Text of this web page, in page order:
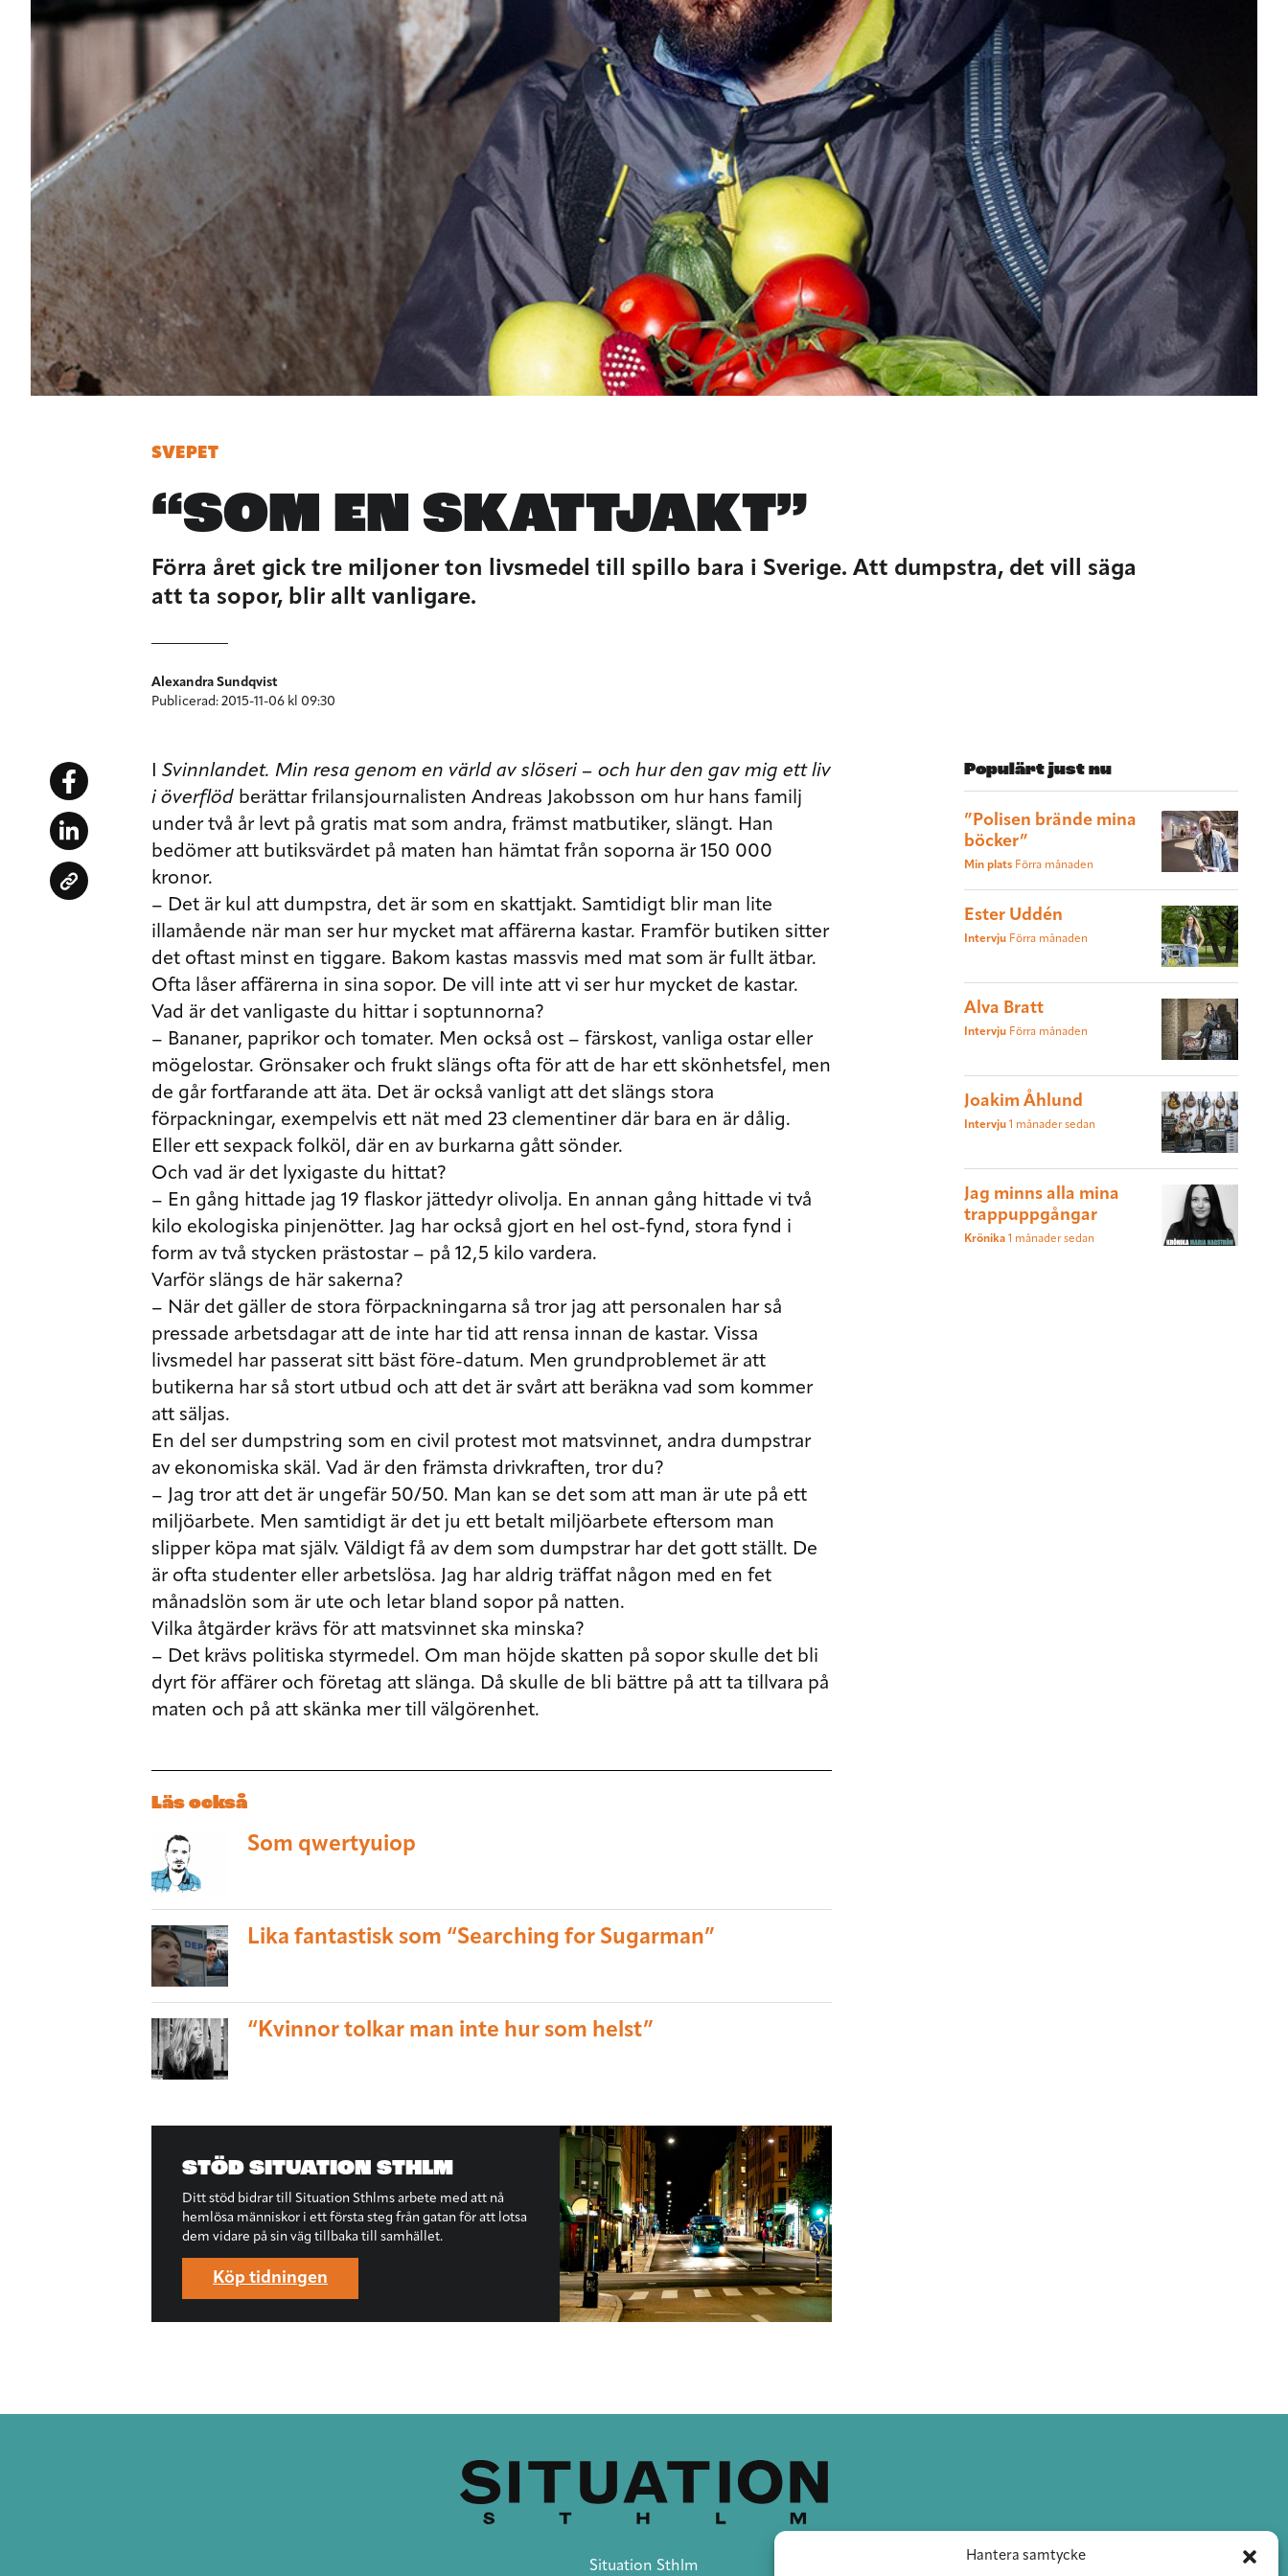
Hantera samtycke
SVEPET
“SOM EN SKATTJAKT”
Förra året gick tre miljoner ton livsmedel till spillo bara i Sverige. Att dumpstra, det vill säga
att ta sopor, blir allt vanligare.
Alexandra Sundqvist
Publicerad: 2015-11-06 kl 09:30
I Svinnlandet. Min resa genom en värld av slöseri – och hur den gav mig ett liv
i överflöd berättar frilansjournalisten Andreas Jakobsson om hur hans familj
under två år levt på gratis mat som andra, främst matbutiker, slängt. Han
bedömer att butiksvärdet på maten han hämtat från soporna är 150 000
kronor.
– Det är kul att dumpstra, det är som en skattjakt. Samtidigt blir man lite
illamående när man ser hur mycket mat affärerna kastar. Framför butiken sitter
det oftast minst en tiggare. Bakom kastas massvis med mat som är fullt ätbar.
Ofta låser affärerna in sina sopor. De vill inte att vi ser hur mycket de kastar.
Vad är det vanligaste du hittar i soptunnorna?
– Bananer, paprikor och tomater. Men också ost – färskost, vanliga ostar eller
mögelostar. Grönsaker och frukt slängs ofta för att de har ett skönhetsfel, men
de går fortfarande att äta. Det är också vanligt att det slängs stora
förpackningar, exempelvis ett nät med 23 clementiner där bara en är dålig.
Eller ett sexpack folköl, där en av burkarna gått sönder.
Och vad är det lyxigaste du hittat?
– En gång hittade jag 19 flaskor jättedyr olivolja. En annan gång hittade vi två
kilo ekologiska pinjenötter. Jag har också gjort en hel ost-fynd, stora fynd i
form av två stycken prästostar – på 12,5 kilo vardera.
Varför slängs de här sakerna?
– När det gäller de stora förpackningarna så tror jag att personalen har så
pressade arbetsdagar att de inte har tid att rensa innan de kastar. Vissa
livsmedel har passerat sitt bäst före-datum. Men grundproblemet är att
butikerna har så stort utbud och att det är svårt att beräkna vad som kommer
att säljas.
En del ser dumpstring som en civil protest mot matsvinnet, andra dumpstrar
av ekonomiska skäl. Vad är den främsta drivkraften, tror du?
­– Jag tror att det är ungefär 50/50. Man kan se det som att man är ute på ett
miljöarbete. Men samtidigt är det ju ett betalt miljöarbete eftersom man
slipper köpa mat själv. Väldigt få av dem som dumpstrar har det gott ställt. De
är ofta studenter eller arbetslösa. Jag har aldrig träffat någon med en fet
månadslön som är ute och letar bland sopor på natten.
Vilka åtgärder krävs för att matsvinnet ska minska?
– Det krävs politiska styrmedel. Om man höjde skatten på sopor skulle det bli
dyrt för affärer och företag att slänga. Då skulle de bli bättre på att ta tillvara på
maten och på att skänka mer till välgörenhet.
Populärt just nu
”Polisen brände mina
böcker”
Min plats Förra månaden
Ester Uddén
Intervju Förra månaden
Alva Bratt
Intervju Förra månaden
Joakim Åhlund
Intervju 1 månader sedan
Jag minns alla mina
trappuppgångar
Krönika 1 månader sedan
Läs också
Som qwertyuiop
Lika fantastisk som “Searching for Sugarman”
“Kvinnor tolkar man inte hur som helst”
STÖD SITUATION STHLM
Ditt stöd bidrar till Situation Sthlms arbete med att nå
hemlösa människor i ett första steg från gatan för att lotsa
dem vidare på sin väg tillbaka till samhället.
Köp tidningen
Situation Sthlm